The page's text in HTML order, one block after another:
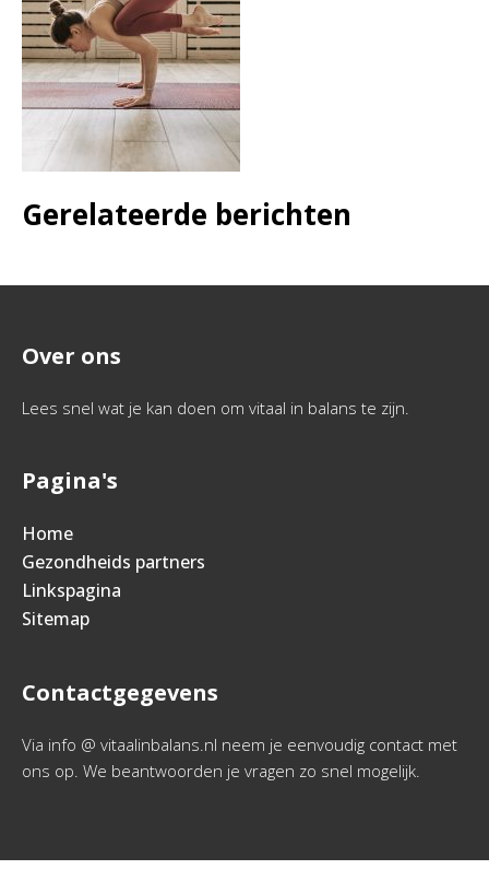
Gerelateerde berichten
Over ons
Lees snel wat je kan doen om vitaal in balans te zijn.
Pagina's
Home
Gezondheids partners
Linkspagina
Sitemap
Contactgegevens
Via info @ vitaalinbalans.nl neem je eenvoudig contact met
ons op. We beantwoorden je vragen zo snel mogelijk.